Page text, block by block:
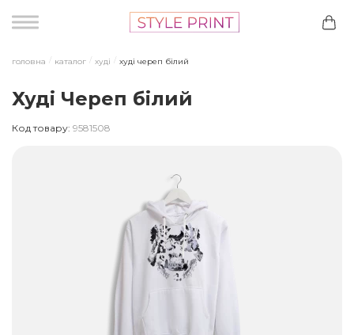
головна каталог худі худі череп білий
Худі Череп білий
Код товару: 9581508